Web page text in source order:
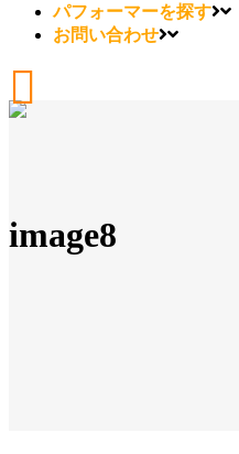
パフォーマーを探す
お問い合わせ
image8